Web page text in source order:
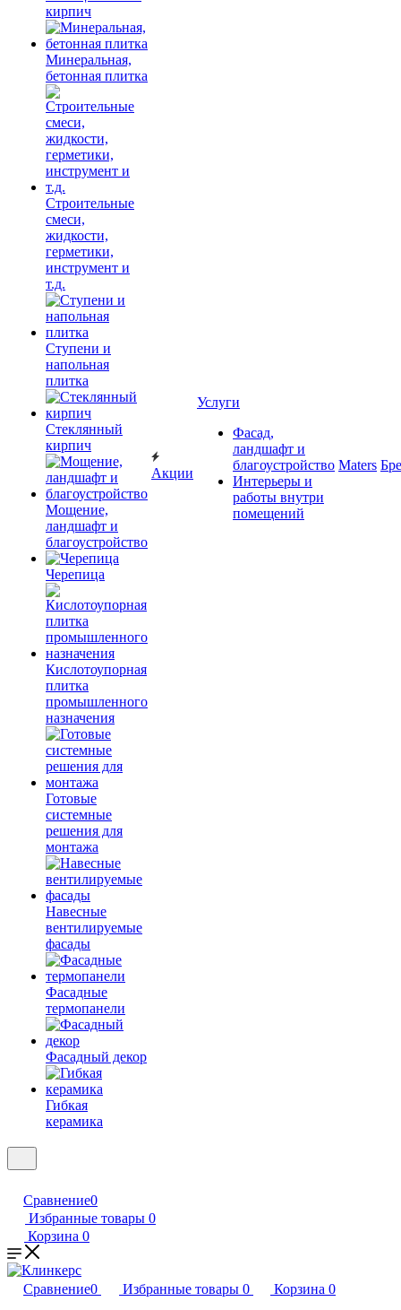
кирпич
Минеральная,
бетонная плитка
Строительные
смеси,
жидкости,
герметики,
инструмент и
т.д.
Ступени и
напольная
плитка
Cтеклянный
кирпич
Мощение,
ландшафт и
благоустройство
Черепица
Кислотоупорная
плитка
промышленного
назначения
Готовые
системные
решения для
монтажа
Навесные
вентилируемые
фасады
Фасадные
термопанели
Фасадный декор
Гибкая
керамика
Акции
Услуги
Фасад,
ландшафт и
благоустройство
Интерьеры и
работы внутри
помещений
Maters
Сравнение0
Избранные товары 0
Корзина 0
Сравнение0 Избранные товары 0 Корзина 0